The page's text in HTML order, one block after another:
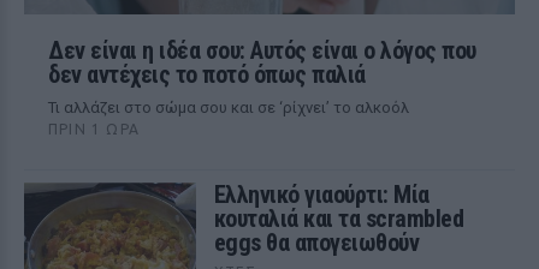
Δεν είναι η ιδέα σου: Αυτός είναι ο λόγος που
δεν αντέχεις το ποτό όπως παλιά
Τι αλλάζει στο σώμα σου και σε ‘ρίχνει’ το αλκοόλ
ΠΡΙΝ 1 ΏΡΑ
Ελληνικό γιαούρτι: Μία
κουταλιά και τα scrambled
eggs θα απογειωθούν